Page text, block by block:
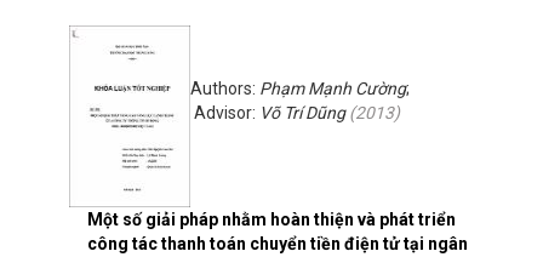
Một số giải pháp nhằm hoàn thiện và phát triển
công tác thanh toán chuyển tiền điện tử tại ngân
Authors: Phạm Mạnh Cường;
Advisor: Võ Trí Dũng(2013)